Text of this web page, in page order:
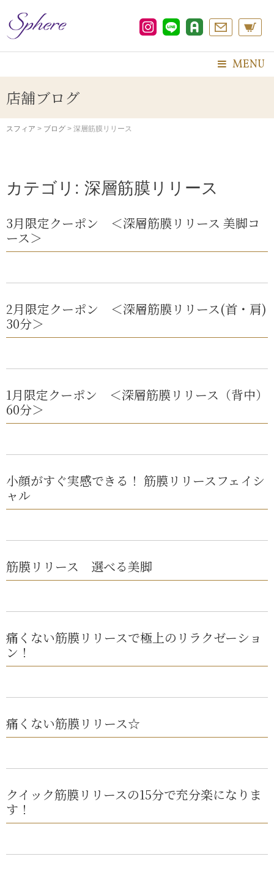
テ
キ
プ
MENU
店舗ブログ
スフィア > ブログ > 深層筋膜リリース
カテゴリ: 深層筋膜リリース
3月限定クーポン ＜深層筋膜リリース 美脚コ
ース＞
2月限定クーポン ＜深層筋膜リリース(首・肩)
30分＞
1月限定クーポン ＜深層筋膜リリース（背中）
60分＞
小顔がすぐ実感できる！ 筋膜リリースフェイシ
ャル
筋膜リリース 選べる美脚
痛くない筋膜リリースで極上のリラクゼーショ
ン！
痛くない筋膜リリース☆
クイック筋膜リリースの15分で充分楽になりま
す！